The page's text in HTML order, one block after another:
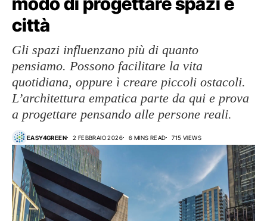
città
Gli spazi influenzano più di quanto
pensiamo. Possono facilitare la vita
quotidiana, oppure ì creare piccoli ostacoli.
L’architettura empatica parte da qui e prova
a progettare pensando alle persone reali.
EASY4GREEN 2 FEBBRAIO 2026 6 MINS READ 715 VIEWS